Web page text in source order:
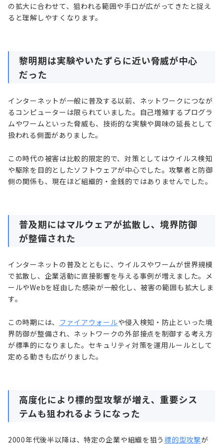
の拡大に合わせて、狙われる範囲や手口が広がってきたと捉え
ると理解しやすくなります。
黎明期は実験やいたずらに近い脅威が中心
だった
インターネットが一般に普及する以前、ネットワークにつなが
るコンピューターは限られていました。自己増殖するプログラ
ムやワームといった脅威も、技術的な実験や興味の延長として
扱われる側面がありました。
この時代の被害は比較的限定的で、対策としてはウイルス検知
や駆除を目的としたソフトウェアが中心でした。攻撃者と防御
側の関係も、現在ほど組織的・金銭的ではありませんでした。
普及期にはマルウェアが拡散し、境界防御
が整備された
インターネットの普及とともに、ウイルスやワームが世界規模
で拡散し、企業活動に直接影響を与える事例が増えました。メ
ールやWebを経由した感染が一般化し、被害の範囲も拡大しま
す。
この時期には、 ファイアウォールや侵入検知・防止といった境
界防御が整備され、ネットワークの外部接点を制御する考え方
が標準的になりました。セキュリティ対策を運用ルールとして
定める動きも広がりました。
高度化により標的型攻撃が増え、重要シス
テムも狙われるようになった
2000年代後半以降は、特定の企業や組織を狙う 標的型攻撃が